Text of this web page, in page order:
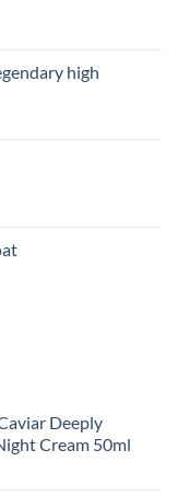
high
Deeply
Cream 50ml